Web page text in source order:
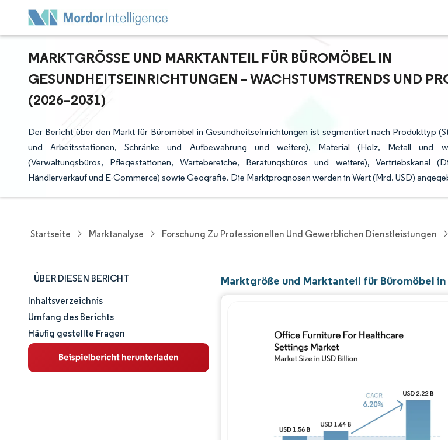
MARKTGRÖSSE UND MARKTANTEIL FÜR BÜROMÖBEL IN G
ESUNDHEITSEINRICHTUNGEN – WACHSTUMSTRENDS UND
2026–2031)
Der Bericht über den Markt für Büromöbel in Gesundheitseinrichtungen ist segmentiert nach Produkttyp
und Arbeitsstationen, Schränke und Aufbewahrung und weitere), Material (Holz, Metall und
(Verwaltungsbüros, Pflegestationen, Wartebereiche, Beratungsbüros und weitere), Vertriebskanal
Händlerverkauf und E-Commerce) sowie Geografie. Die Marktprognosen werden in Wert (Mrd. USD)
Startseite Marktanalyse Forschung Zu Professionellen Und Gewerblichen Dienstleistungen
ÜBER DIESEN BERICHT
Marktgröße und -anteil
Marktanalyse
Trends und Einblicke
Inhaltsverzeichnis
Umfang des Berichts
Häufig gestellte Fragen
Marktgröße und Marktanteil für Büromöbel